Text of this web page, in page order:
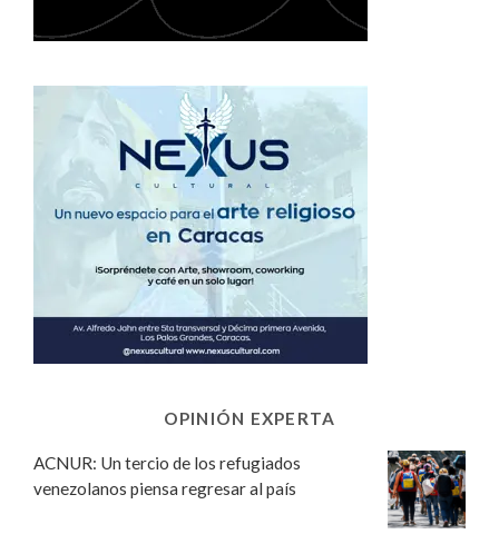
OPINIÓN EXPERTA
ACNUR: Un tercio de los refugiados
venezolanos piensa regresar al país